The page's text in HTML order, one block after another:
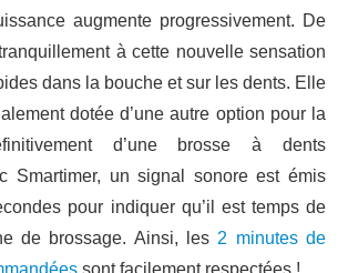
augmente progressivement. De
à cette nouvelle sensation
dans la bouche et sur les dents. Elle
dotée d’une autre option pour la
d’une brosse à dents
Smartimer, un signal sonore est émis
pour indiquer qu’il est temps de
de brossage. Ainsi, les 2 minutes de
sont facilement respectées !